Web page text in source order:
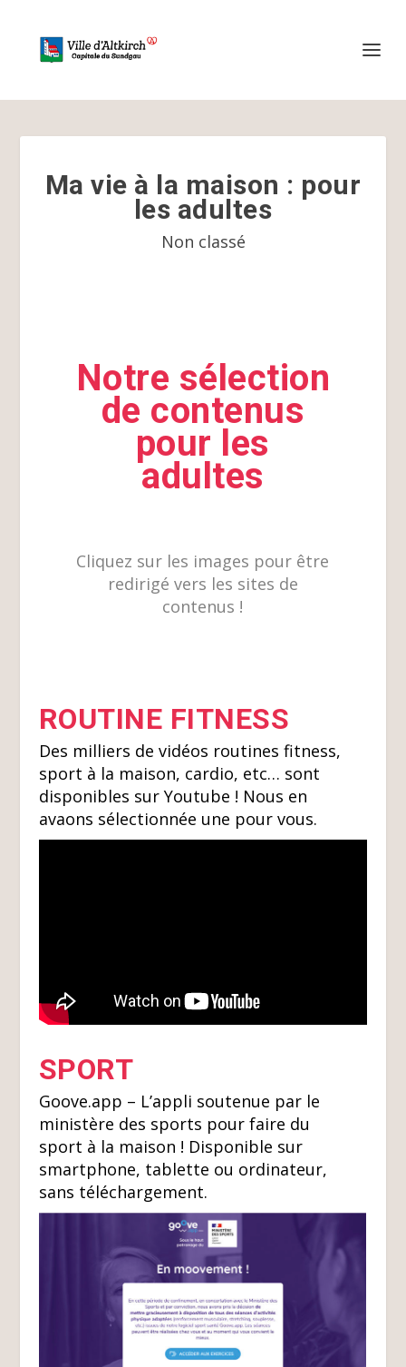
Ma vie à la maison : pour
les adultes
Non classé
Notre sélection
de contenus
pour les
adultes
Cliquez sur les images pour être
redirigé vers les sites de
contenus !
ROUTINE FITNESS
Des milliers de vidéos routines fitness,
sport à la maison, cardio, etc… sont
disponibles sur Youtube ! Nous en
avaons sélectionnée une pour vous.
SPORT
Goove.app – L’appli soutenue par le
ministère des sports pour faire du
sport à la maison ! Disponible sur
smartphone, tablette ou ordinateur,
sans téléchargement.